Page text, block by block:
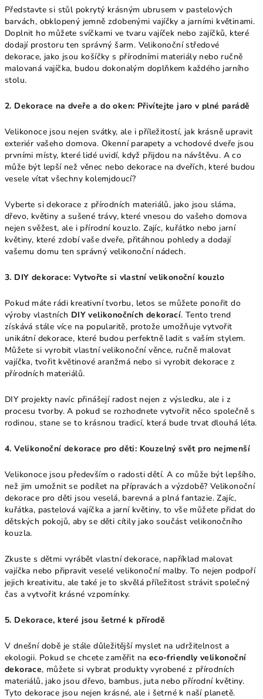
Představte si stůl pokrytý krásným ubrusem v pastelových
barvách, obklopený jemně zdobenými vajíčky a jarními květinami.
Doplnit ho můžete svíčkami ve tvaru vajíček nebo zajíčků, které
dodají prostoru ten správný šarm. Velikonoční středové
dekorace, jako jsou košíčky s přírodními materiály nebo ručně
malovaná vajíčka, budou dokonalým doplňkem každého jarního
stolu.
2. Dekorace na dveře a do oken: Přivítejte jaro v plné parádě
Velikonoce jsou nejen svátky, ale i příležitostí, jak krásně upravit
exteriér vašeho domova. Okenní parapety a vchodové dveře jsou
prvními místy, které lidé uvidí, když přijdou na návštěvu. A co
může být lepší než věnec nebo dekorace na dveřích, které budou
vesele vítat všechny kolemjdoucí?
Vyberte si dekorace z přírodních materiálů, jako jsou sláma,
dřevo, květiny a sušené trávy, které vnesou do vašeho domova
nejen svěžest, ale i přírodní kouzlo. Zajíc, kuřátko nebo jarní
květiny, které zdobí vaše dveře, přitáhnou pohledy a dodají
vašemu domu ten správný velikonoční nádech.
3. DIY dekorace: Vytvořte si vlastní velikonoční kouzlo
Pokud máte rádi kreativní tvorbu, letos se můžete ponořit do
výroby vlastních DIY velikonočních dekorací. Tento trend
získává stále více na popularitě, protože umožňuje vytvořit
unikátní dekorace, které budou perfektně ladit s vaším stylem.
Můžete si vyrobit vlastní velikonoční věnce, ručně malovat
vajíčka, tvořit květinové aranžmá nebo si vyrobit dekorace z
přírodních materiálů.
DIY projekty navíc přinášejí radost nejen z výsledku, ale i z
procesu tvorby. A pokud se rozhodnete vytvořit něco společně s
rodinou, stane se to krásnou tradicí, která bude trvat dlouhá léta.
4. Velikonoční dekorace pro děti: Kouzelný svět pro nejmenší
Velikonoce jsou především o radosti dětí. A co může být lepšího,
než jim umožnit se podílet na přípravách a výzdobě? Velikonoční
dekorace pro děti jsou veselá, barevná a plná fantazie. Zajíc,
kuřátka, pastelová vajíčka a jarní květiny, to vše můžete přidat do
dětských pokojů, aby se děti cítily jako součást velikonočního
kouzla.
Zkuste s dětmi vyrábět vlastní dekorace, například malovat
vajíčka nebo připravit veselé velikonoční malby. To nejen podpoří
jejich kreativitu, ale také je to skvělá příležitost strávit společný
čas a vytvořit krásné vzpomínky.
5. Dekorace, které jsou šetrné k přírodě
V dnešní době je stále důležitější myslet na udržitelnost a
ekologii. Pokud se chcete zaměřit na eco-friendly velikonoční
dekorace, můžete si vybrat produkty vyrobené z přírodních
materiálů, jako jsou dřevo, bambus, juta nebo přírodní květiny.
Tyto dekorace jsou nejen krásné, ale i šetrné k naší planetě.